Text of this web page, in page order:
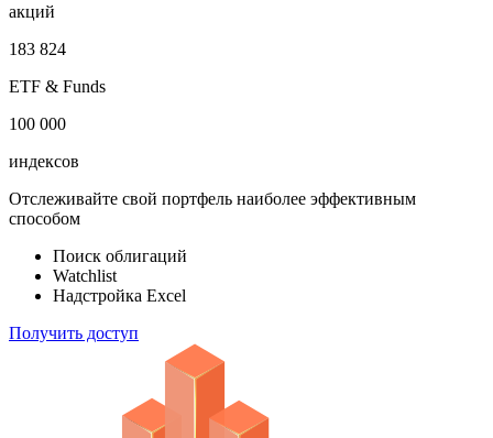
акций
183 824
ETF & Funds
100 000
индексов
Отслеживайте свой портфель наиболее эффективным
способом
Поиск облигаций
Watchlist
Надстройка Excel
Получить доступ